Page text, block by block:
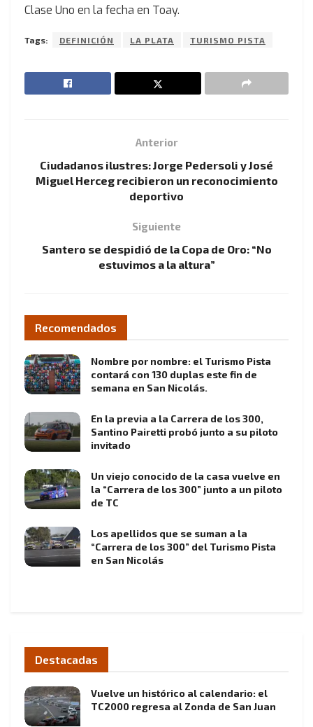
Clase Uno en la fecha en Toay.
Tags: DEFINICIÓN LA PLATA TURISMO PISTA
Anterior
Ciudadanos ilustres: Jorge Pedersoli y José
Miguel Herceg recibieron un reconocimiento
deportivo
Siguiente
Santero se despidió de la Copa de Oro: “No
estuvimos a la altura”
Recomendados
Nombre por nombre: el Turismo Pista
contará con 130 duplas este fin de
semana en San Nicolás.
En la previa a la Carrera de los 300,
Santino Pairetti probó junto a su piloto
invitado
Un viejo conocido de la casa vuelve en
la “Carrera de los 300” junto a un piloto
de TC
Los apellidos que se suman a la
“Carrera de los 300” del Turismo Pista
en San Nicolás
Destacadas
Vuelve un histórico al calendario: el
TC2000 regresa al Zonda de San Juan